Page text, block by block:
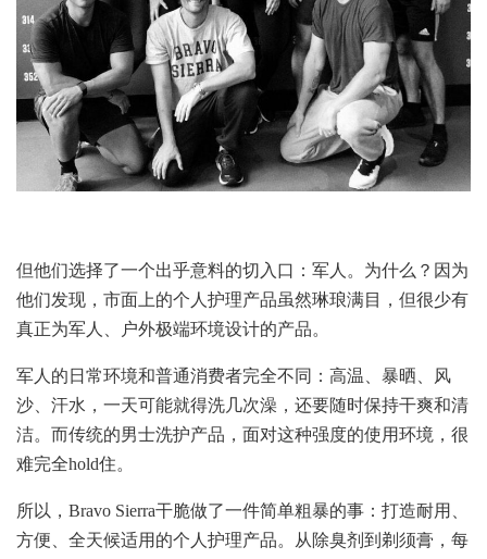
但他们选择了一个出乎意料的切入口：军人。为什么？因为
他们发现，市面上的个人护理产品虽然琳琅满目，但很少有
真正为军人、户外极端环境设计的产品。
军人的日常环境和普通消费者完全不同：高温、暴晒、风
沙、汗水，一天可能就得洗几次澡，还要随时保持干爽和清
洁。而传统的男士洗护产品，面对这种强度的使用环境，很
难完全hold住。
所以，Bravo Sierra干脆做了一件简单粗暴的事：打造耐用、
方便、全天候适用的个人护理产品。从除臭剂到剃须膏，每